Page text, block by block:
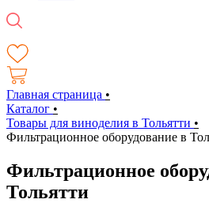
Главная страница •
Каталог •
Товары для виноделия в Тольятти •
Фильтрационное оборудование в
Фильтрационное
Тольятти